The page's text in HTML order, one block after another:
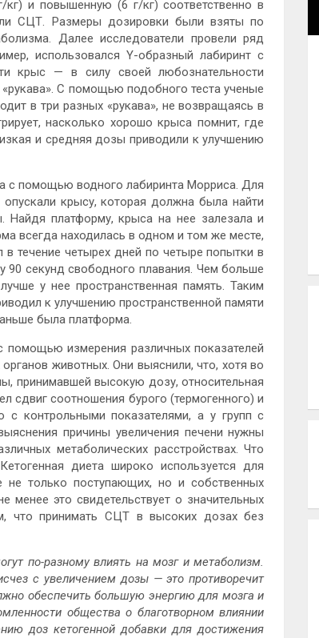
и повышенную (6 г/кг) соответственно в
СЦТ. Размеры дозировки были взяты по
Далее исследователи провели ряд
использовался Y-образный лабиринт с
крыс — в силу своей любознательности
С помощью подобного теста ученые
в три разных «рукава», не возвращаясь в
насколько хорошо крыса помнит, где
и средняя дозы приводили к улучшению
с помощью водного лабиринта Морриса. Для
крысу, которая должна была найти
Найдя платформу, крыса на нее залезала и
всегда находилась в одном и том же месте,
течение четырех дней по четыре попытки в
секунд свободного плавания. Чем больше
у нее пространственная память. Таким
к улучшению пространственной памяти
была платформа.
измерения различных показателей
животных. Они выяснили, что, хотя во
принимавшей высокую дозу, относительная
сдвиг соотношения бурого (термогенного) и
контрольными показателями, а у групп с
причины увеличения печени нужны
метаболических расстройствах. Что
диета широко используется для
не только поступающих, но и собственных
это свидетельствует о значительных
что принимать СЦТ в высоких дозах без
по-разному влиять на мозг и метаболизм.
с увеличением дозы — это противоречит
обеспечить большую энергию для мозга и
общества о благотворном влиянии
доз кетогенной добавки для достижения